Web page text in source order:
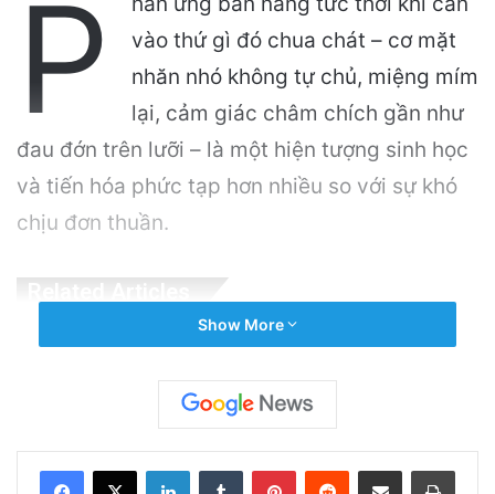
P
vào thứ gì đó chua chát – cơ mặt
nhăn nhó không tự chủ, miệng mím
lại, cảm giác châm chích gần như
đau đớn trên lưỡi – là một hiện tượng sinh học
và tiến hóa phức tạp hơn nhiều so với sự khó
chịu đơn thuần.
Chế độ ăn Địa Trung Hải: Thực phẩm nên ăn,
lợi ích sức khỏe và cách bắt đầu hiệu quả
57 minutes ago
Show More
LinkedInTumblr PinterestReddit Share via Email Print